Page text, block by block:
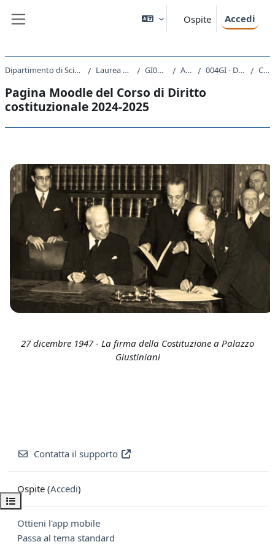
Ospite Accedi
Apri indice del corso
Dipartimento di Scienze Giuridiche, del Linguaggio, dell`Interpretazione e della Traduzione Laurea Magistrale Ciclo Unico 5 anni GI01 - GIURISPRUDENZA A.A. 2024 - 2025 004GI - DIRITTO COSTITUZIONALE 2024 Comunicazioni
Pagina Moodle del Corso di Diritto
costituzionale 2024-2025
27 dicembre 1947 - La firma della Costituzione a Palazzo
Giustiniani
Contatta il supporto
Ospite (Accedi)
Ottieni l'app mobile
Passa al tema standard